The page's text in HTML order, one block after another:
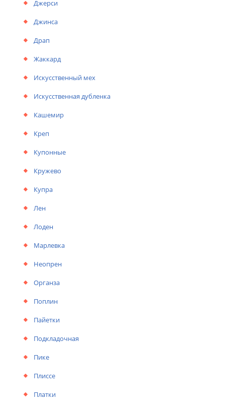
Джерси
Джинса
Драп
Жаккард
Искусственный мех
Искусственная дубленка
Кашемир
Креп
Купонные
Кружево
Купра
Лен
Лоден
Марлевка
Неопрен
Органза
Поплин
Пайетки
Подкладочная
Пике
Плиссе
Платки